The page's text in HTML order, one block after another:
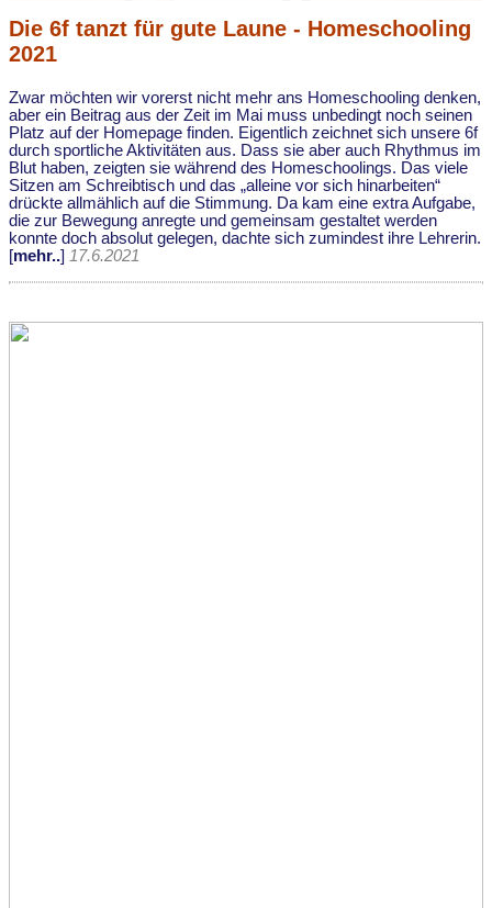
Die 6f tanzt für gute Laune - Homeschooling
2021
Zwar möchten wir vorerst nicht mehr ans Homeschooling denken,
aber ein Beitrag aus der Zeit im Mai muss unbedingt noch seinen
Platz auf der Homepage finden. Eigentlich zeichnet sich unsere 6f
durch sportliche Aktivitäten aus. Dass sie aber auch Rhythmus im
Blut haben, zeigten sie während des Homeschoolings. Das viele
Sitzen am Schreibtisch und das „alleine vor sich hinarbeiten“
drückte allmählich auf die Stimmung. Da kam eine extra Aufgabe,
die zur Bewegung anregte und gemeinsam gestaltet werden
konnte doch absolut gelegen, dachte sich zumindest ihre Lehrerin.
[mehr..] 17.6.2021